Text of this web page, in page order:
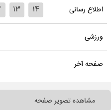
اطلاع رسانی ۱۳ ۱۴
ورزشی
صفحه آخر
مشاهده تصویر صفحه